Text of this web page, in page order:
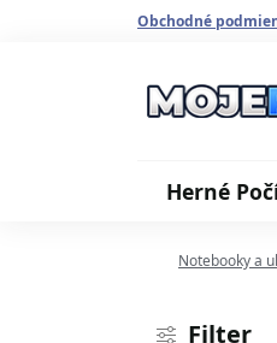
Obchodné
Herné
Notebooky a
Filter